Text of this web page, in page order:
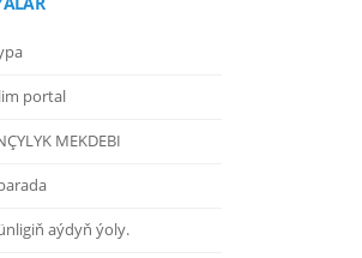
portal
MEKDEBI
aýdyň ýoly.